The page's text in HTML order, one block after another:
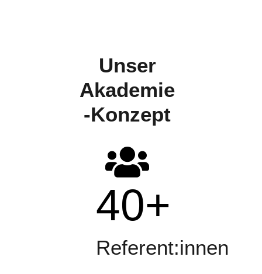
Unser
Akademie
-Konzept
40+
Referent:innen